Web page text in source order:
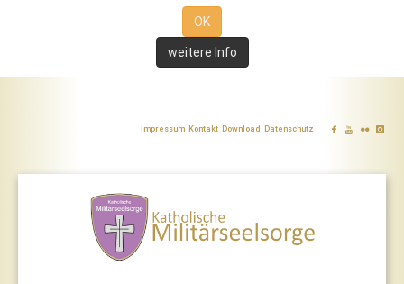
OK
weitere Info
Impressum Kontakt Download Datenschutz